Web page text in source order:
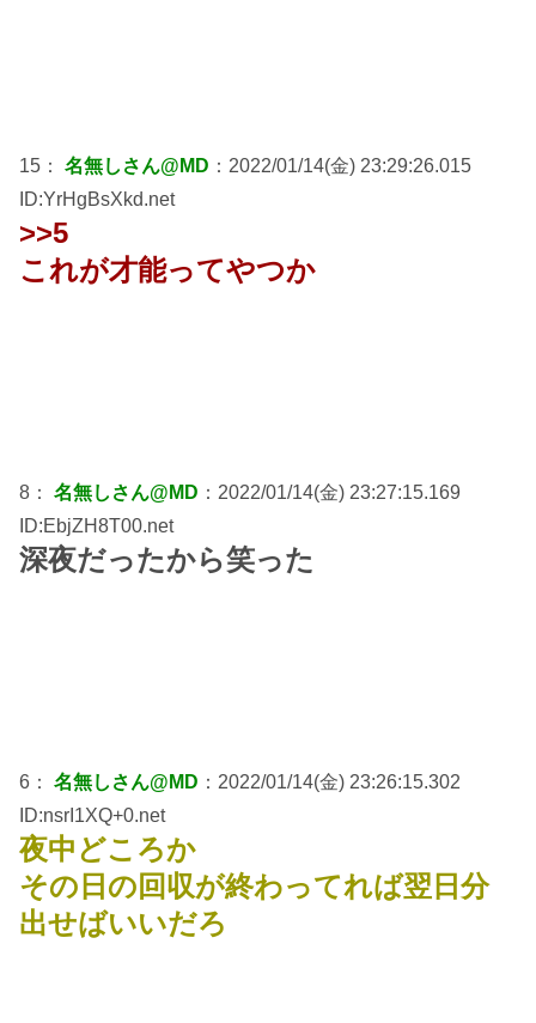
15： 名無しさん@MD ：2022/01/14(金) 23:29:26.015
ID:YrHgBsXkd.net
>>5
これが才能ってやつか
8： 名無しさん@MD ：2022/01/14(金) 23:27:15.169
ID:EbjZH8T00.net
深夜だったから笑った
6： 名無しさん@MD ：2022/01/14(金) 23:26:15.302
ID:nsrI1XQ+0.net
夜中どころか
その日の回収が終わってれば翌日分
出せばいいだろ